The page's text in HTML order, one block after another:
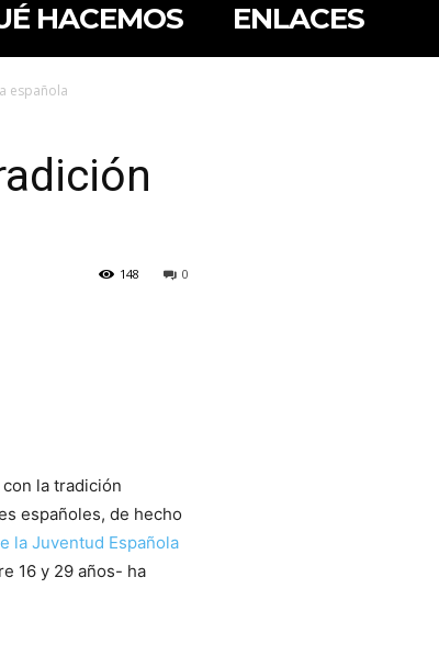
HACEMOS ENLACES
española
0
148
la tradición
españoles, de hecho
la Juventud Española
16 y 29 años- ha